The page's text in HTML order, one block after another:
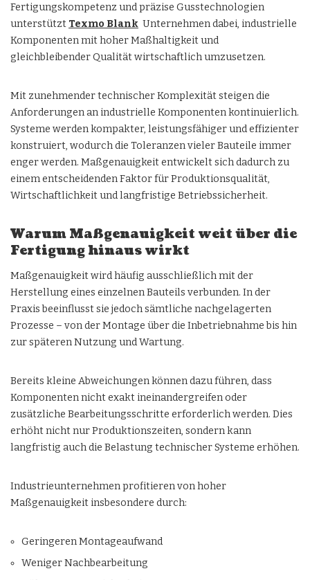
Fertigungskompetenz und präzise Gusstechnologien
unterstützt Texmo Blank Unternehmen dabei, industrielle
Komponenten mit hoher Maßhaltigkeit und
gleichbleibender Qualität wirtschaftlich umzusetzen.
Mit zunehmender technischer Komplexität steigen die
Anforderungen an industrielle Komponenten kontinuierlich.
Systeme werden kompakter, leistungsfähiger und effizienter
konstruiert, wodurch die Toleranzen vieler Bauteile immer
enger werden. Maßgenauigkeit entwickelt sich dadurch zu
einem entscheidenden Faktor für Produktionsqualität,
Wirtschaftlichkeit und langfristige Betriebssicherheit.
Warum Maßgenauigkeit weit über die
Fertigung hinaus wirkt
Maßgenauigkeit wird häufig ausschließlich mit der
Herstellung eines einzelnen Bauteils verbunden. In der
Praxis beeinflusst sie jedoch sämtliche nachgelagerten
Prozesse – von der Montage über die Inbetriebnahme bis hin
zur späteren Nutzung und Wartung.
Bereits kleine Abweichungen können dazu führen, dass
Komponenten nicht exakt ineinandergreifen oder
zusätzliche Bearbeitungsschritte erforderlich werden. Dies
erhöht nicht nur Produktionszeiten, sondern kann
langfristig auch die Belastung technischer Systeme erhöhen.
Industrieunternehmen profitieren von hoher
Maßgenauigkeit insbesondere durch:
Geringeren Montageaufwand
Weniger Nachbearbeitung